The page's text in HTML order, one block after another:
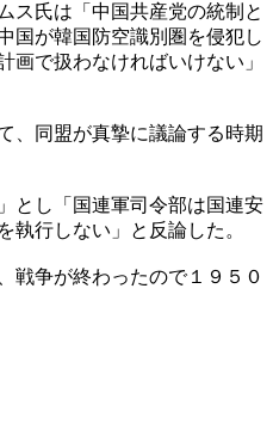
ス氏は「中国共産党の統制と
国が韓国防空識別圏を侵犯し
で扱わなければいけない」
、同盟が真摯に議論する時期
とし「国連軍司令部は国連安
行しない」と反論した。
戦争が終わったので１９５０